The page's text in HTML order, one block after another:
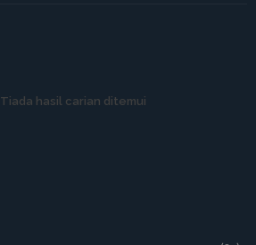
Tiada hasil carian ditemui